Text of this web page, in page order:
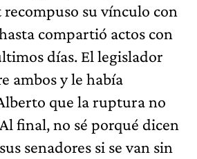
su vínculo con
compartió actos con
días. El legislador
ambos y le había
que la ruptura no
final, no sé porqué dicen
senadores si se van sin